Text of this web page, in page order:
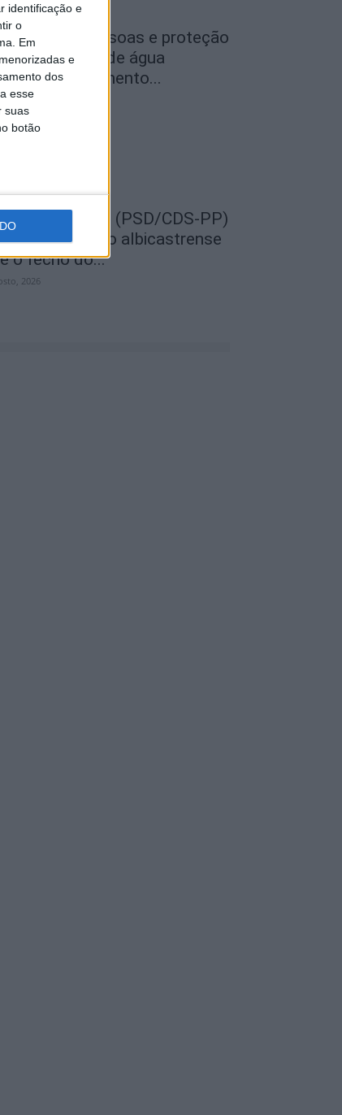
identificação e
o
Em
e
dos
esse
suas
botão
das pessoas e proteção
de água
encerramento...
2026
por todos (PSD/CDS-PP)
Município albicastrense
o fecho do...
2026